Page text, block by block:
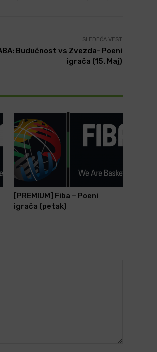
SLEDEĆA VEST
Budućnost vs Zvezda- Poeni
igrača (15. Maj)
[PREMIUM] Fiba – Poeni
igrača (petak)